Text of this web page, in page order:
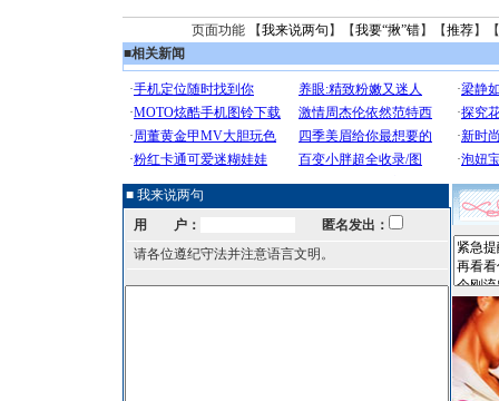
页面功能 【我来说两句 】【我要“揪”错】【推荐】
■相关新闻
■ 我来说两句
用 户：
匿名发出：
请各位遵纪守法并注意语言文明。